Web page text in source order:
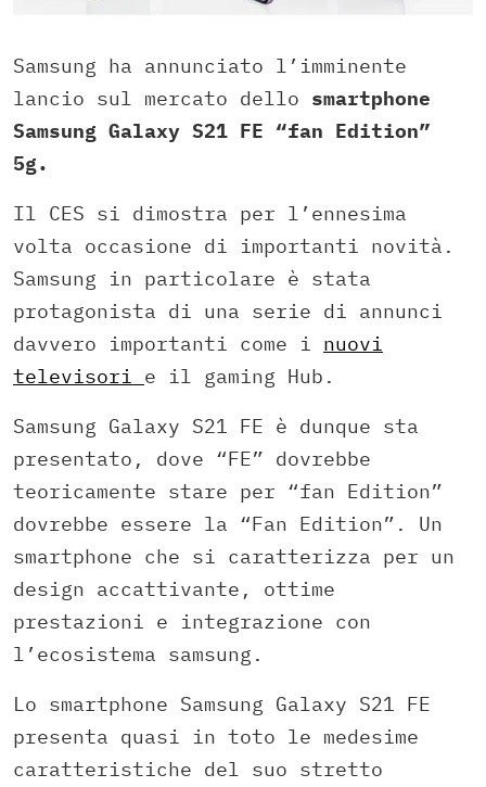
Samsung ha annunciato l’imminente
lancio sul mercato dello smartphone
Samsung Galaxy S21 FE “fan Edition”
5g.
Il CES si dimostra per l’ennesima
volta occasione di importanti novità.
Samsung in particolare è stata
protagonista di una serie di annunci
davvero importanti come i nuovi
televisori e il gaming Hub.
Samsung Galaxy S21 FE è dunque sta
presentato, dove “FE” dovrebbe
teoricamente stare per “fan Edition”
dovrebbe essere la “Fan Edition”. Un
smartphone che si caratterizza per un
design accattivante, ottime
prestazioni e integrazione con
l’ecosistema samsung.
Lo smartphone Samsung Galaxy S21 FE
presenta quasi in toto le medesime
caratteristiche del suo stretto